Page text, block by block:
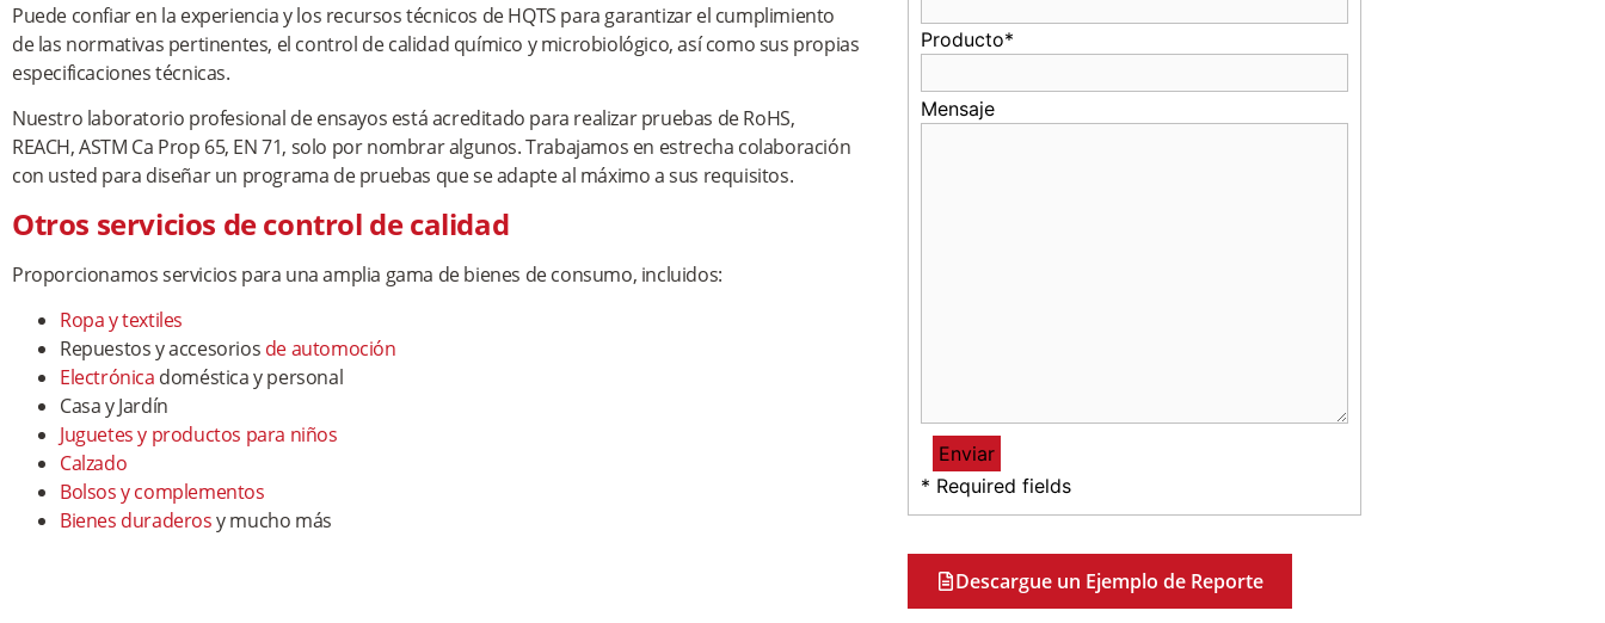
Puede confiar en la experiencia y los recursos técnicos de HQTS para garantizar el cumplimiento
de las normativas pertinentes, el control de calidad químico y microbiológico, así como sus propias
especificaciones técnicas.
Nuestro laboratorio profesional de ensayos está acreditado para realizar pruebas de RoHS,
REACH, ASTM Ca Prop 65, EN 71, solo por nombrar algunos. Trabajamos en estrecha colaboración
con usted para diseñar un programa de pruebas que se adapte al máximo a sus requisitos.
Otros servicios de control de calidad
Proporcionamos servicios para una amplia gama de bienes de consumo, incluidos:
Ropa y textiles
Repuestos y accesorios de automoción
Electrónica doméstica y personal
Casa y Jardín
Juguetes y productos para niños
Calzado
Bolsos y complementos
Bienes duraderosy mucho más
Producto*
Mensaje
* Required fields
Descargue un Ejemplo de Reporte